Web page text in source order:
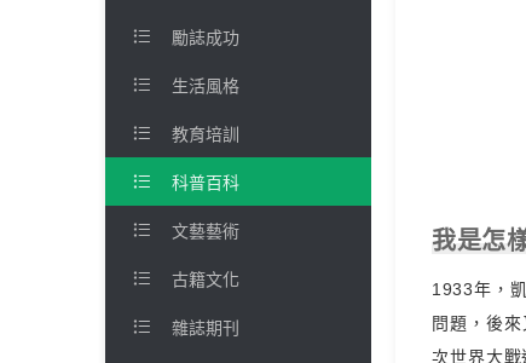
 勵誌成功
 生活風格
 教育培訓
 科普百科
 文藝藝術
 古籍文化
 雜誌期刊
我是怎
1933年，
問題，後來
次世界大